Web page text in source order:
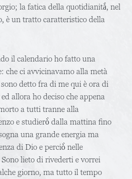
la fatica della quotidianità̀, nel
è un tratto caratteristico della
il calendario ho fatto una
che ci avvicinavamo alla metà
detto fra di me qui è ora di
allora ho deciso che appena
a tutti tranne alla
e studierò̀ dalla mattina fino
una grande energia ma
di Dio e perciò̀ nelle
lieto di rivederti e vorrei
giorno, ma tutto il tempo